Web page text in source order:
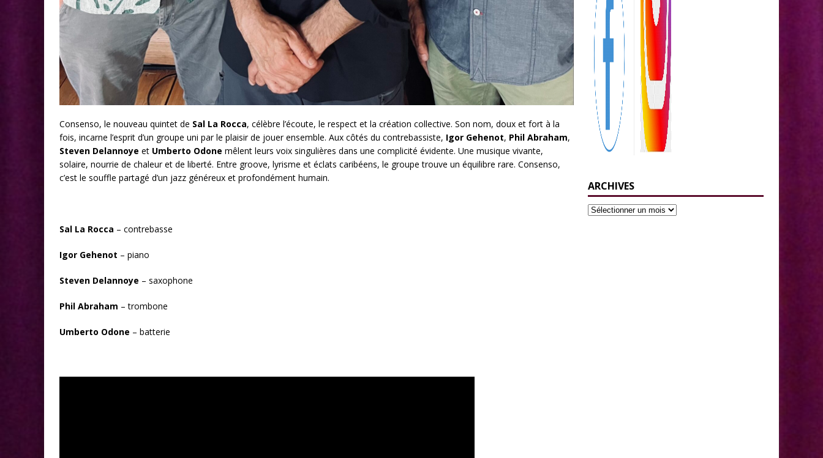
Consenso, le nouveau quintet de Sal La Rocca, célèbre l’écoute, le respect et la création collective. Son nom, doux et fort à la
fois, incarne l’esprit d’un groupe uni par le plaisir de jouer ensemble. Aux côtés du contrebassiste, Igor Gehenot, Phil Abraham,
Steven Delannoye et Umberto Odone mêlent leurs voix singulières dans une complicité évidente. Une musique vivante,
solaire, nourrie de chaleur et de liberté. Entre groove, lyrisme et éclats caribéens, le groupe trouve un équilibre rare. Consenso,
c’est le souffle partagé d’un jazz généreux et profondément humain.
Sal La Rocca – contrebasse
Igor Gehenot – piano
Steven Delannoye – saxophone
Phil Abraham – trombone
Umberto Odone – batterie
ARCHIVES